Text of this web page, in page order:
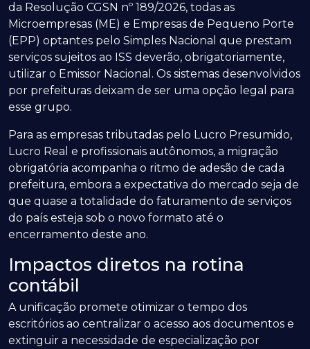
da Resolução CGSN nº 189/2026, todas as
Microempresas (ME) e Empresas de Pequeno Porte
(EPP) optantes pelo Simples Nacional que prestam
serviços sujeitos ao ISS deverão, obrigatoriamente,
utilizar o Emissor Nacional. Os sistemas desenvolvidos
por prefeituras deixam de ser uma opção legal para
esse grupo.
Para as empresas tributadas pelo Lucro Presumido,
Lucro Real e profissionais autônomos, a migração
obrigatória acompanha o ritmo de adesão de cada
prefeitura, embora a expectativa do mercado seja de
que quase a totalidade do faturamento de serviços
do país esteja sob o novo formato até o
encerramento deste ano.
Impactos diretos na rotina
contábil
A unificação promete otimizar o tempo dos
escritórios ao centralizar o acesso aos documentos e
extinguir a necessidade de especialização por